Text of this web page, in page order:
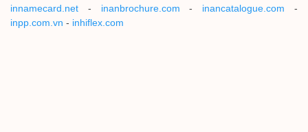
innamecard.net - inanbrochure.com - inancatalogue.com -
inpp.com.vn - inhiflex.com